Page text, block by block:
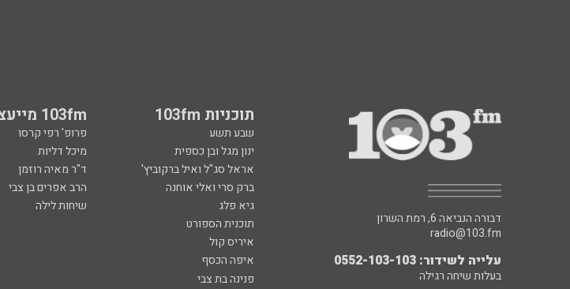
תוכניות 103fm 103fm מייעצים
שבע תשע פרופ' רפי קרסו
ינון מגל ובן כספית
מיכל דליות
אראל סג"ל ואיל ברקוביץ'
ד"ר מאיה רוזמן
ברק סרי ואלי אוחנה
הרב אפרים בן צבי
גיא פלג
שיחות לילה
תוכנית הספורט
איריס קול
איפה הכסף
פנינה בת צבי
דבורה הנביאה 6, רמת השרון
radio@103.fm
עלייה לשידור: 0552-103-103
בעלות שיחה רגילה